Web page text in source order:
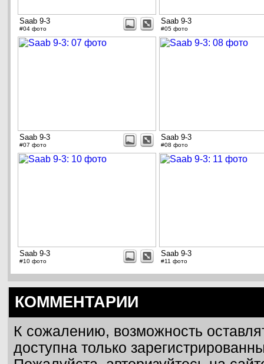
Saab 9-3
#04 фото
Saab 9-3
#05 фото
Saab 9-3
#07 фото
Saab 9-3
#08 фото
Saab 9-3
#10 фото
Saab 9-3
#11 фото
КОММЕНТАРИИ
К сожалению, возможность
доступна только